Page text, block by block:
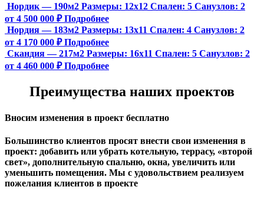
Нордик — 190м2 Размеры: 12х12 Спален: 5 Санузлов: 2
от 4 500 000 ₽ Подробнее
Нордия — 183м2 Размеры: 13х11 Спален: 4 Санузлов: 2
от 4 170 000 ₽ Подробнее
Скандия — 217м2 Размеры: 16х11 Спален: 5 Санузлов: 2
от 4 460 000 ₽ Подробнее
Преимущества наших проектов
Вносим изменения в проект бесплатно
Большинство клиентов просят внести свои изменения в
проект: добавить или убрать котельную, террасу, «второй
свет», дополнительную спальню, окна, увеличить или
уменьшить помещения. Мы с удовольствием реализуем
пожелания клиентов в проекте